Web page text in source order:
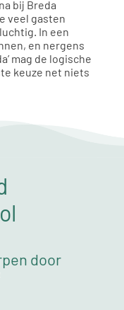
bij Breda
veel gasten
In een
en nergens
mag de logische
keuze net niets
door